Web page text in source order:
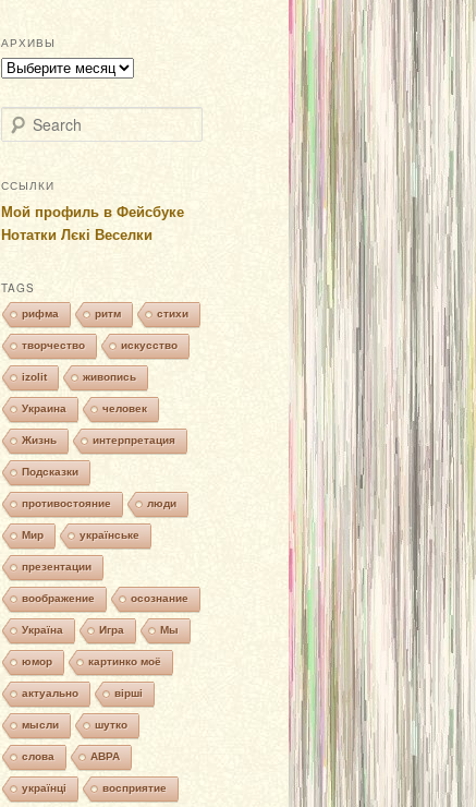
АРХИВЫ
Архивы
Search
ССЫЛКИ
Мой профиль в Фейсбуке
Нотатки Лєкі Веселки
TAGS
рифма ритм стихи
творчество искусство
izolit живопись
Украина человек
Жизнь интерпретация
Подсказки
противостояние люди
Мир українське
презентации
воображение осознание
Україна Игра Мы
юмор картинко моё
актуально вірші
мысли шутко
слова АВРА
українці восприятие